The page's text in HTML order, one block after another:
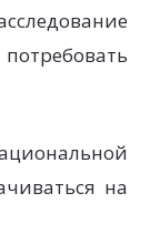
на